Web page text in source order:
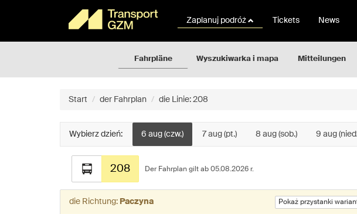
der
Zaplanuj podróż Tickets News
Fahrpläne Wyszukiwarka i mapa Mitteilungen
Start der Fahrplan die Linie: 208
Wybierz dzień: 6 aug (czw.) 7 aug (pt.) 8 aug (sob.) 9 aug
208
für
Linie:
208
Der Fahrplan gilt ab 05.08.2026 r.
die Richtung: Paczyna Pokaż przystanki